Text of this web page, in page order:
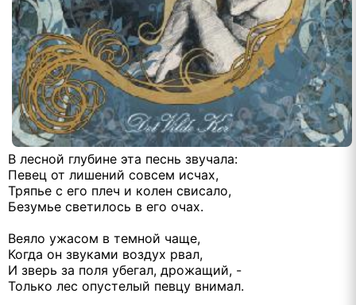
В лесной глубине эта песнь звучала:
Певец от лишений совсем исчах,
Тряпье с его плеч и колен свисало,
Безумье светилось в его очах.
Веяло ужасом в темной чаще,
Когда он звуками воздух рвал,
И зверь за поля убегал, дрожащий, -
Только лес опустелый певцу внимал.